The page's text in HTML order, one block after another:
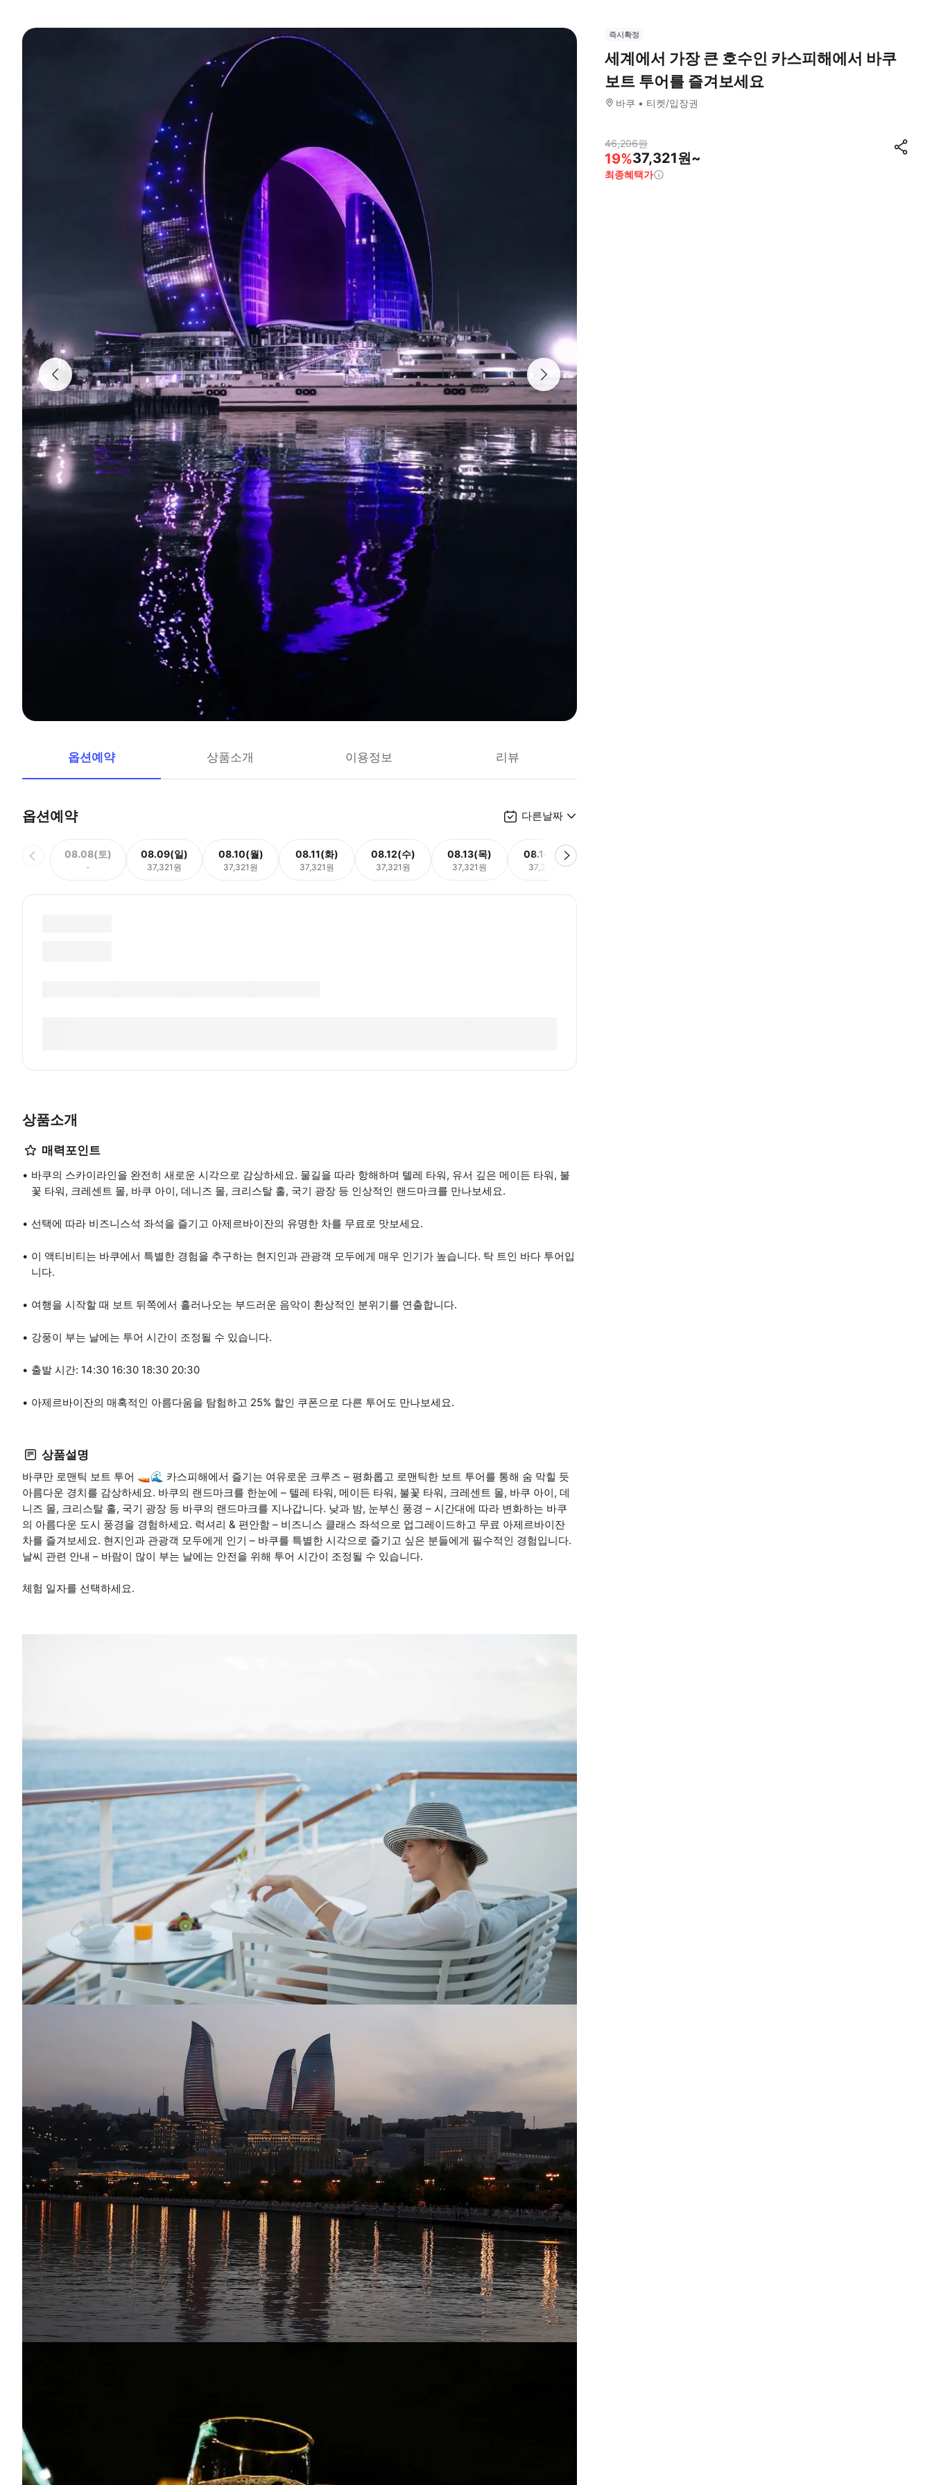
옵션예약 상품소개 이용정보 리뷰
옵션예약 다른날짜
08.08(토)
-
08.09(일)
37,321원
08.10(월)
37,321원
08.11(화)
37,321원
08.12(수)
37,321원
08.13(목)
37,321원
08.14(금)
37,321원
상품소개
매력포인트
바쿠의 스카이라인을 완전히 새로운 시각으로 감상하세요. 물길을 따라 항해하며 텔레 타워, 유서 깊은 메이든 타워, 불
꽃 타워, 크레센트 몰, 바쿠 아이, 데니즈 몰, 크리스탈 홀, 국기 광장 등 인상적인 랜드마크를 만나보세요.
선택에 따라 비즈니스석 좌석을 즐기고 아제르바이잔의 유명한 차를 무료로 맛보세요.
이 액티비티는 바쿠에서 특별한 경험을 추구하는 현지인과 관광객 모두에게 매우 인기가 높습니다. 탁 트인 바다 투어입
니다.
여행을 시작할 때 보트 뒤쪽에서 흘러나오는 부드러운 음악이 환상적인 분위기를 연출합니다.
강풍이 부는 날에는 투어 시간이 조정될 수 있습니다.
출발 시간: 14:30 16:30 18:30 20:30
아제르바이잔의 매혹적인 아름다움을 탐험하고 25% 할인 쿠폰으로 다른 투어도 만나보세요.
상품설명
바쿠만 로맨틱 보트 투어 🚤🌊 카스피해에서 즐기는 여유로운 크루즈 – 평화롭고 로맨틱한 보트 투어를 통해 숨 막힐 듯
아름다운 경치를 감상하세요. 바쿠의 랜드마크를 한눈에 – 텔레 타워, 메이든 타워, 불꽃 타워, 크레센트 몰, 바쿠 아이, 데
니즈 몰, 크리스탈 홀, 국기 광장 등 바쿠의 랜드마크를 지나갑니다. 낮과 밤, 눈부신 풍경 – 시간대에 따라 변화하는 바쿠
의 아름다운 도시 풍경을 경험하세요. 럭셔리 & 편안함 – 비즈니스 클래스 좌석으로 업그레이드하고 무료 아제르바이잔
차를 즐겨보세요. 현지인과 관광객 모두에게 인기 – 바쿠를 특별한 시각으로 즐기고 싶은 분들에게 필수적인 경험입니다.
날씨 관련 안내 – 바람이 많이 부는 날에는 안전을 위해 투어 시간이 조정될 수 있습니다.
체험 일자를 선택하세요.
즉시확정
세계에서 가장 큰 호수인 카스피해에서 바쿠
보트 투어를 즐겨보세요
바쿠 티켓/입장권
46,206원
19%37,321원~
최종혜택가